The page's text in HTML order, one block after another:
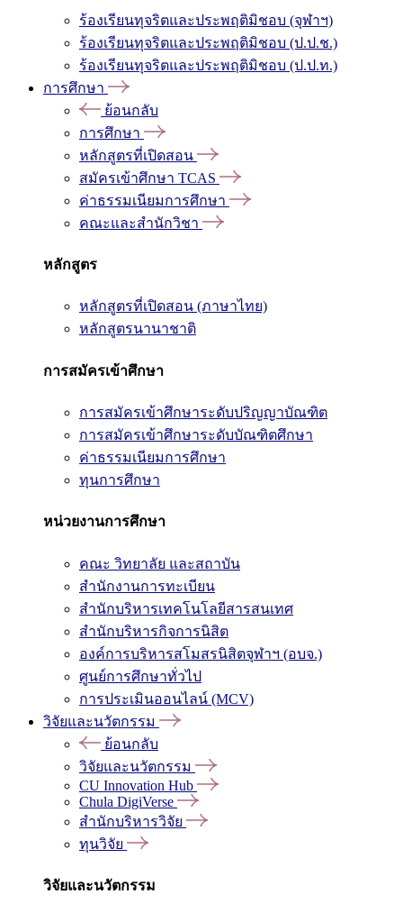
ร้องเรียนทุจริตและประพฤติมิชอบ (จุฬาฯ)
ร้องเรียนทุจริตและประพฤติมิชอบ (ป.ป.ช.)
ร้องเรียนทุจริตและประพฤติมิชอบ (ป.ป.ท.)
การศึกษา
ย้อนกลับ
การศึกษา
หลักสูตรที่เปิดสอน
สมัครเข้าศึกษา TCAS
ค่าธรรมเนียมการศึกษา
คณะและสำนักวิชา
หลักสูตร
หลักสูตรที่เปิดสอน (ภาษาไทย)
หลักสูตรนานาชาติ
การสมัครเข้าศึกษา
การสมัครเข้าศึกษาระดับปริญญาบัณฑิต
การสมัครเข้าศึกษาระดับบัณฑิตศึกษา
ค่าธรรมเนียมการศึกษา
ทุนการศึกษา
หน่วยงานการศึกษา
คณะ วิทยาลัย และสถาบัน
สำนักงานการทะเบียน
สำนักบริหารเทคโนโลยีสารสนเทศ
สำนักบริหารกิจการนิสิต
องค์การบริหารสโมสรนิสิตจุฬาฯ (อบจ.)
ศูนย์การศึกษาทั่วไป
การประเมินออนไลน์ (MCV)
วิจัยและนวัตกรรม
ย้อนกลับ
วิจัยและนวัตกรรม
CU Innovation Hub
Chula DigiVerse
สำนักบริหารวิจัย
ทุนวิจัย
วิจัยและนวัตกรรม